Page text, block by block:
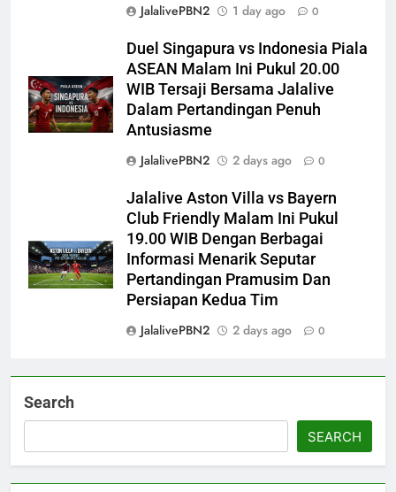
JalalivePBN2
1 day ago 0
Duel Singapura vs Indonesia Piala
ASEAN Malam Ini Pukul 20.00
WIB Tersaji Bersama Jalalive
Dalam Pertandingan Penuh
Antusiasme
JalalivePBN2
2 days ago 0
Jalalive Aston Villa vs Bayern
Club Friendly Malam Ini Pukul
19.00 WIB Dengan Berbagai
Informasi Menarik Seputar
Pertandingan Pramusim Dan
Persiapan Kedua Tim
JalalivePBN2
2 days ago 0
Search
SEARCH